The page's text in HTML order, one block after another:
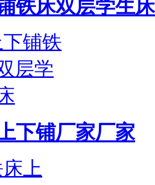
铁床双层学生床
下铺厂家厂家